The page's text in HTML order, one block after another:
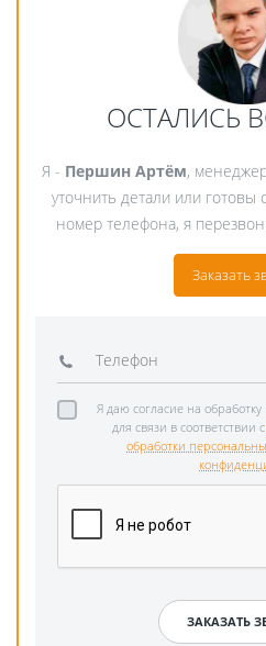
ОСТАЛИСЬ
Я - Першин Артём,
уточнить детали или готовы
номер телефона, я
Заказать
Я даю согласие на
для связи в соответствии с
обработки